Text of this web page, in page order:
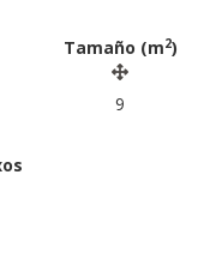
Tamaño (m2)
9